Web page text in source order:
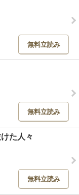
無料立読み
無料立読み
た人々
無料立読み